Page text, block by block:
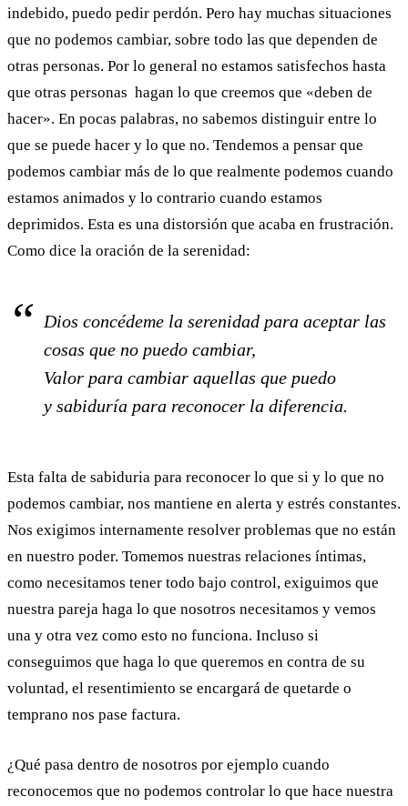
indebido, puedo pedir perdón. Pero hay muchas situaciones
que no podemos cambiar, sobre todo las que dependen de
otras personas. Por lo general no estamos satisfechos hasta
que otras personas hagan lo que creemos que «deben de
hacer». En pocas palabras, no sabemos distinguir entre lo
que se puede hacer y lo que no. Tendemos a pensar que
podemos cambiar más de lo que realmente podemos cuando
estamos animados y lo contrario cuando estamos
deprimidos. Esta es una distorsión que acaba en frustración.
Como dice la oración de la serenidad:
Dios concédeme la serenidad para aceptar las
cosas que no puedo cambiar,
Valor para cambiar aquellas que puedo
y sabiduría para reconocer la diferencia.
Esta falta de sabiduria para reconocer lo que si y lo que no
podemos cambiar, nos mantiene en alerta y estrés constantes.
Nos exigimos internamente resolver problemas que no están
en nuestro poder. Tomemos nuestras relaciones íntimas,
como necesitamos tener todo bajo control, exiguimos que
nuestra pareja haga lo que nosotros necesitamos y vemos
una y otra vez como esto no funciona. Incluso si
conseguimos que haga lo que queremos en contra de su
voluntad, el resentimiento se encargará de quetarde o
temprano nos pase factura.
¿Qué pasa dentro de nosotros por ejemplo cuando
reconocemos que no podemos controlar lo que hace nuestra